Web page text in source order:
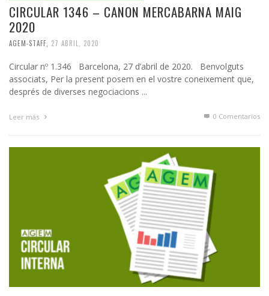
CIRCULAR 1346 – CANON MERCABARNA MAIG
2020
AGEM-STAFF 27 ABRIL, 2020
Circular nº 1.346 Barcelona, 27 d’abril de 2020. Benvolguts
associats, Per la present posem en el vostre coneixement que,
després de diverses negociacions ...
Leer más 0 Comentarios